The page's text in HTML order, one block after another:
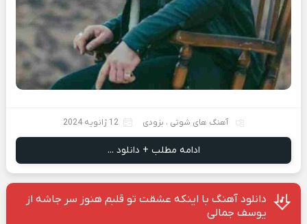
آهنگ های شوتی ، بزودی 12 ژانویه 2024
ادامه مطلب + دانلود ...
دانلود آهنگ با اینکه عشقت تو قلبم هنوز سر جاشه از
یوسف جمالی